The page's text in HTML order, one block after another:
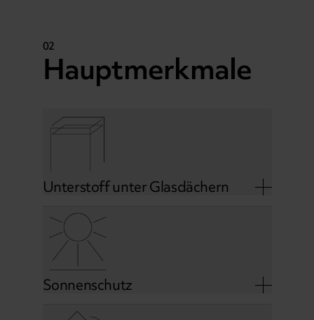
02
Hauptmerkmale
Unterstoff unter Glasdächern
Sonnenschutz